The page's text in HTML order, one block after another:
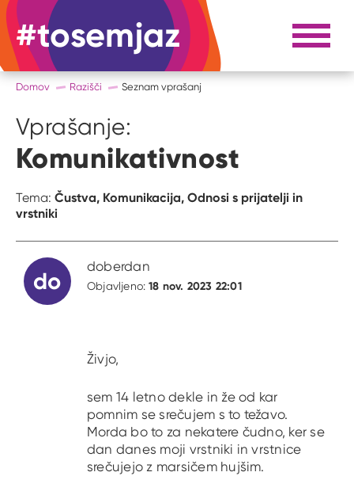
#tosemjaz #to sem jaz Razpri
Domov Razišči Seznam vprašanj
Vprašanje:
Komunikativnost
Tema: Čustva, Komunikacija, Odnosi s prijatelji in
vrstniki
do
doberdan
Objavljeno:18 nov. 2023 22:01
Živjo,
sem 14 letno dekle in že od kar
pomnim se srečujem s to težavo.
Morda bo to za nekatere čudno, ker se
dan danes moji vrstniki in vrstnice
srečujejo z marsičem hujšim.